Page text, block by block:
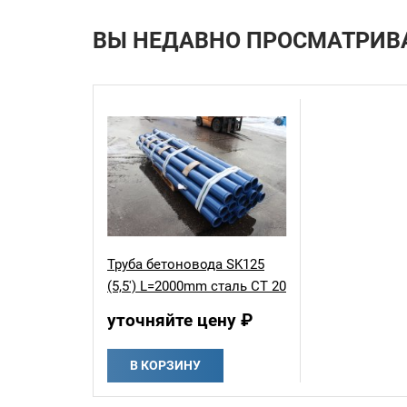
ВЫ НЕДАВНО
Труба бетоновода SK125
(5,5') L=2000mm сталь СТ 20
уточняйте цену ₽
В КОРЗИНУ